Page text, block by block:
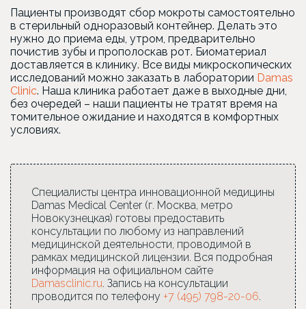
Пациенты производят сбор мокроты самостоятельно
в стерильный одноразовый контейнер. Делать это
нужно до приема еды, утром, предварительно
почистив зубы и прополоскав рот. Биоматериал
доставляется в клинику. Все виды микроскопических
исследований можно заказать в лаборатории Damas
Clinic. Наша клиника работает даже в выходные дни,
без очередей – наши пациенты не тратят время на
томительное ожидание и находятся в комфортных
условиях.
Специалисты центра инновационной медицины
Damas Medical Center (г. Москва, метро
Новокузнецкая) готовы предоставить
консультации по любому из направлений
медицинской деятельности, проводимой в
рамках медицинской лицензии. Вся подробная
информация на официальном сайте
Damasclinic.ru. Запись на консультации
проводится по телефону +7 (495) 798-20-06.